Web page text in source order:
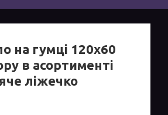
на гумці 120х60
в асортименті
ліжечко